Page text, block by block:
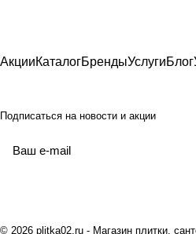
АкцииКаталогБрендыУслугиБлог
Подписаться на новости и акции
© 2026 plitka02.ru - Магазин плитки,